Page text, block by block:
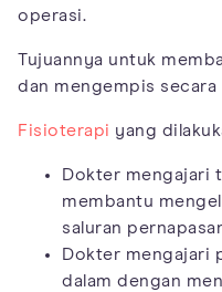
operasi.
Tujuannya untuk
dan mengempis secara
Fisioterapi yang
Dokter mengajari
membantu
saluran
Dokter mengajari
dalam dengan